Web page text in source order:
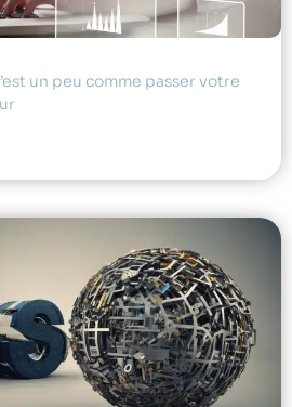
un peu comme passer votre